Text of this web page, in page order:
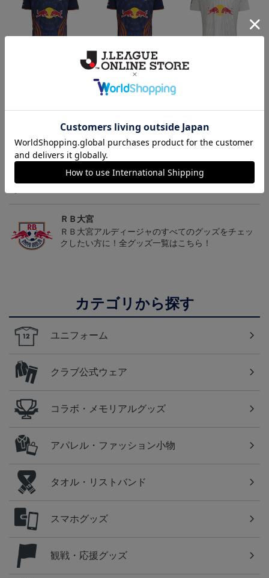
【選手名・背番号入り】
2026/27オーセンティッ
クユニフォーム（フィー
ルド1st）
19,800円
会員特典
2026/27オーセンティッ
トピックス
ＲＢ大宮
こだわりのデザインに注目！タオルマフラーは応援
ＲＢ大宮
ＲＢ大宮アルディージャのすべてのグッズをチェッ
クしたい方に！全グッズ一覧はこちら！
カテゴリから探す
ユニフォーム
クラブ公式ウェア
コラボ・メモリアルグッズ
アパレル・ファッション小物
タオル・リストバンド
スマホグッズ
観戦・応援グッズ